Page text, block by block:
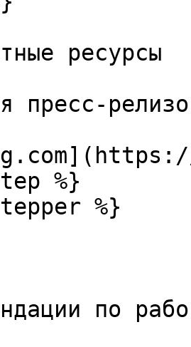
ресурсы
пресс-
по